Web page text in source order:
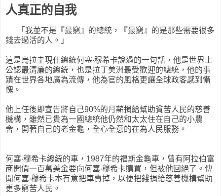
人真正的自我
「我並不是『最窮』的總統，『最窮』的是那些需要很多
錢去過活的人。」
這是烏拉圭現任總統何塞‧穆希卡說過的一句話，他是世界上
公認最清廉的總統，也是拉丁美洲最受歡迎的總統，他的事
蹟在世界各地廣為流傳，他為官的風格更讓全球政客感到慚
愧。
他上任後即宣告將自己90%的月薪捐給幫助貧苦人民的慈善
機構，雖然已貴為一國總統他仍然和太太住在自己的小農
舍，開著自己的老金龜，全心全意的在為人民服務。
何塞‧穆希卡總統的車，1987年的福斯金龜車，曾有阿拉伯富
商開價一百萬美金要向何塞‧穆希卡購買，但被他回絕了。傳
聞何塞‧穆希卡本有意把車賣掉，以便把錢捐給慈善機構幫助
更多窮苦人民。